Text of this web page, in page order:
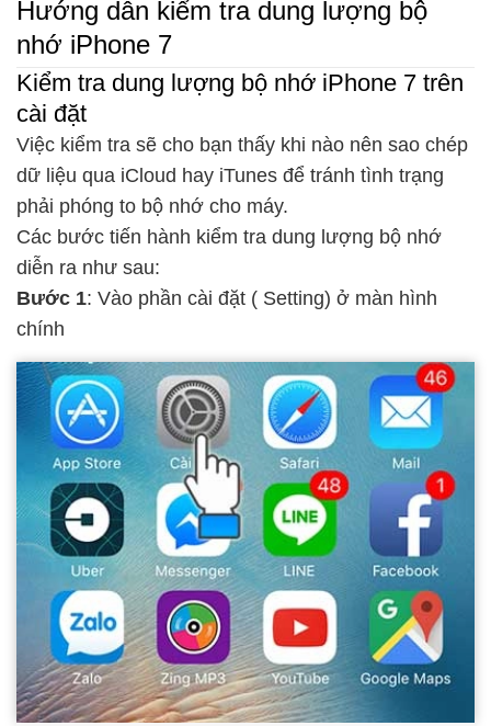
Hướng dẫn kiểm tra dung lượng bộ
nhớ iPhone 7
Kiểm tra dung lượng bộ nhớ iPhone 7 trên
cài đặt
Việc kiểm tra sẽ cho bạn thấy khi nào nên sao chép
dữ liệu qua iCloud hay iTunes để tránh tình trạng
phải phóng to bộ nhớ cho máy.
Các bước tiến hành kiểm tra dung lượng bộ nhớ
diễn ra như sau:
Bước 1: Vào phần cài đặt ( Setting) ở màn hình
chính